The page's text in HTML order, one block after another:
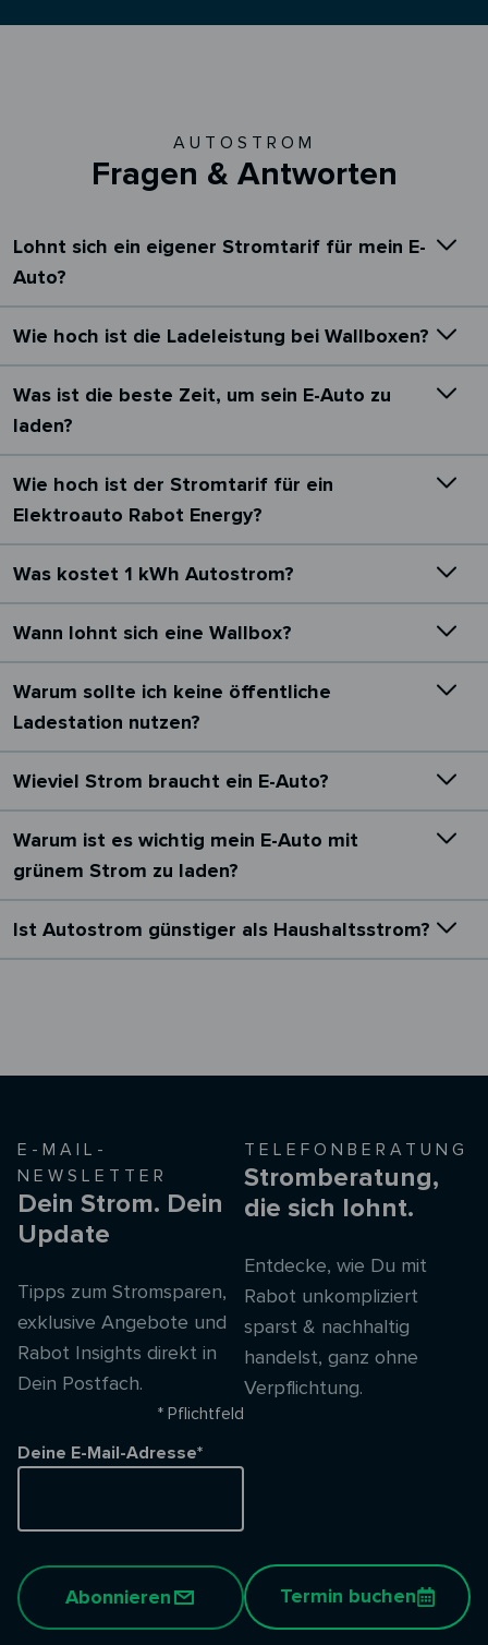
AUTOSTROM
Fragen & Antworten
Lohnt sich ein eigener Stromtarif für mein E-
Auto?
Wie hoch ist die Ladeleistung bei Wallboxen?
Was ist die beste Zeit, um sein E-Auto zu
laden?
Wie hoch ist der Stromtarif für ein
Elektroauto Rabot Energy?
Was kostet 1 kWh Autostrom?
Wann lohnt sich eine Wallbox?
Warum sollte ich keine öffentliche
Ladestation nutzen?
Wieviel Strom braucht ein E-Auto?
Warum ist es wichtig mein E-Auto mit
grünem Strom zu laden?
Ist Autostrom günstiger als Haushaltsstrom?
E-MAIL-
NEWSLETTER
Dein Strom. Dein
Update
Tipps zum Stromsparen,
exklusive Angebote und
Rabot Insights direkt in
Dein Postfach.
* Pflichtfeld
Deine E-Mail-Adresse*
Abonnieren
TELEFONBERATUNG
Stromberatung,
die sich lohnt.
Entdecke, wie Du mit
Rabot unkompliziert
sparst & nachhaltig
handelst, ganz ohne
Verpflichtung.
Termin buchen